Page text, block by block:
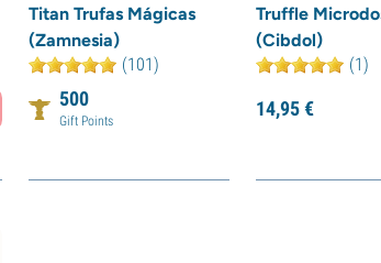
Titan Trufas Mágicas
(Zamnesia)
(101)
500
Gift Points
Truffle
(Cibdol)
(1)
14,95€